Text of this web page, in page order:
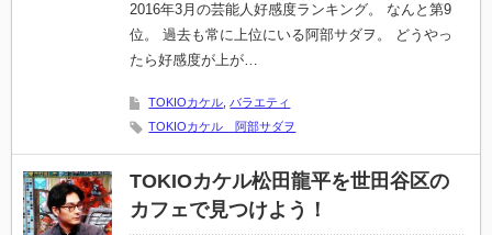
2016年3月の芸能人好感度ランキング。 なんと第9
位。 過去も常に上位にいる阿部サダヲ。 どうやっ
たら好感度が上が…
TOKIOカケル バラエティ
TOKIOカケル 阿部サダヲ
TOKIOカケル松田龍平を世田谷区の
カフェで見つけよう！